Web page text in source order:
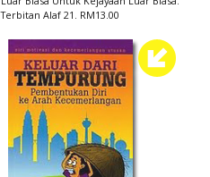
Terbitan Alaf 21. RM13.00